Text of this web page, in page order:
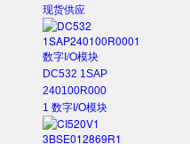
现货供应
DC532 1SAP
240100R000
1 数字I/O模块